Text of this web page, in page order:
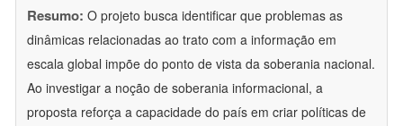
Resumo: O projeto busca identificar que problemas as
dinâmicas relacionadas ao trato com a informação em
escala global impõe do ponto de vista da soberania nacional.
Ao investigar a noção de soberania informacional, a
proposta reforça a capacidade do país em criar políticas de